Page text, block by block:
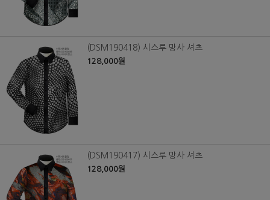
(DSM190418) 시스루 망사 셔츠
128,000원
(DSM190417) 시스루 망사 셔츠
128,000원